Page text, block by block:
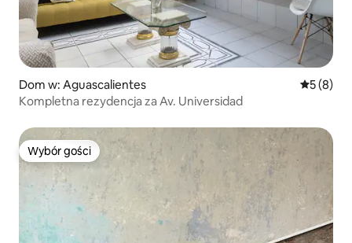
Dom w: Aguascalientes Średnia
5 (8)
Kompletna rezydencja za Av. Universidad
Wybór gości
Wybór gości